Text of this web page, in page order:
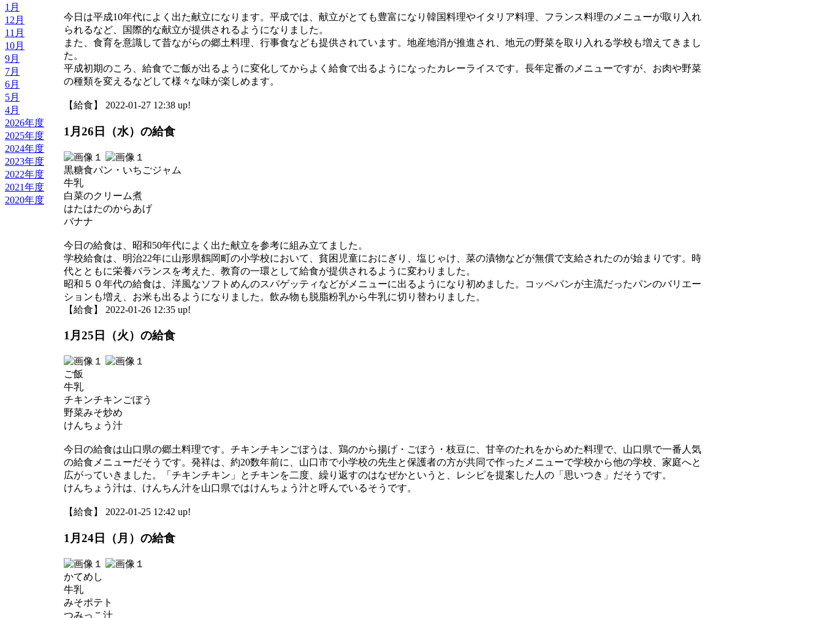
1月
12月
11月
10月
9月
7月
6月
5月
4月
2026年度
2025年度
2024年度
2023年度
2022年度
2021年度
2020年度
今日は平成10年代によく出た献立になります。平成では、献立がとても豊富になり韓国料理やイタリア料理、フランス料理のメニューが取り入れ
られるなど、国際的な献立が提供されるようになりました。
また、食育を意識して昔ながらの郷土料理、行事食なども提供されています。地産地消が推進され、地元の野菜を取り入れる学校も増えてきまし
た。
平成初期のころ、給食でご飯が出るように変化してからよく給食で出るようになったカレーライスです。長年定番のメニューですが、お肉や野菜
の種類を変えるなどして様々な味が楽しめます。
【給食】 2022-01-27 12:38 up!
1月26日（水）の給食
黒糖食パン・いちごジャム
牛乳
白菜のクリーム煮
はたはたのからあげ
バナナ
今日の給食は、昭和50年代によく出た献立を参考に組み立てました。
学校給食は、明治22年に山形県鶴岡町の小学校において、貧困児童におにぎり、塩じゃけ、菜の漬物などが無償で支給されたのが始まりです。時
代とともに栄養バランスを考えた、教育の一環として給食が提供されるように変わりました。
昭和５０年代の給食は、洋風なソフトめんのスパゲッティなどがメニューに出るようになり初めました。コッペパンが主流だったパンのバリエー
ションも増え、お米も出るようになりました。飲み物も脱脂粉乳から牛乳に切り替わりました。
【給食】 2022-01-26 12:35 up!
1月25日（火）の給食
ご飯
牛乳
チキンチキンごぼう
野菜みそ炒め
けんちょう汁
今日の給食は山口県の郷土料理です。チキンチキンごぼうは、鶏のから揚げ・ごぼう・枝豆に、甘辛のたれをからめた料理で、山口県で一番人気
の給食メニューだそうです。発祥は、約20数年前に、山口市で小学校の先生と保護者の方が共同で作ったメニューで学校から他の学校、家庭へと
広がっていきました。「チキンチキン」とチキンを二度、繰り返すのはなぜかというと、レシピを提案した人の「思いつき」だそうです。
けんちょう汁は、けんちん汁を山口県ではけんちょう汁と呼んでいるそうです。
【給食】 2022-01-25 12:42 up!
1月24日（月）の給食
かてめし
牛乳
みそポテト
つみっこ汁